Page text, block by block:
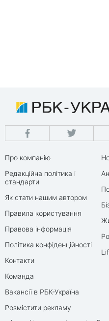
Про компанію
Редакційна політика і
стандарти
Як стати нашим автором
Правила користування
Правова інформація
Політика конфіденційності
Контакти
Команда
Вакансії в РБК-Україна
Розмістити рекламу